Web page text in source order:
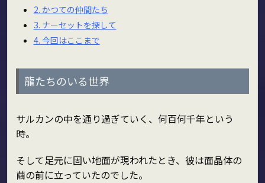
2. かつての仲間たち
3. ナーセットを探して
4. 今回はここまで
龍たちのいる世界
サルカンの中を通り過ぎていく、何百何千年という
時。
そして足元に固い地面が現われたとき、彼は面晶体の
繭の前に立っていたのでした。